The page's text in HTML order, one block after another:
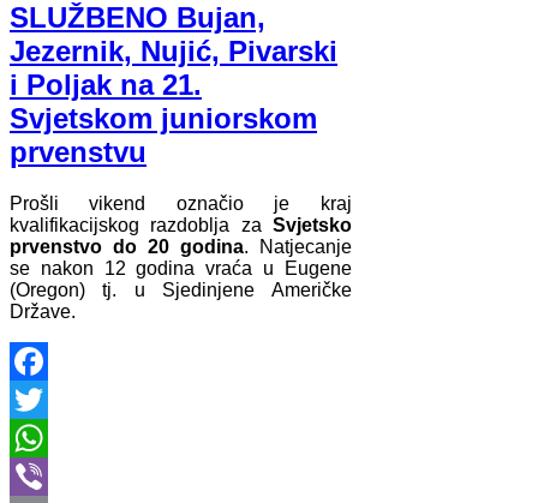
SLUŽBENO Bujan,
Jezernik, Nujić, Pivarski
i Poljak na 21.
Svjetskom juniorskom
prvenstvu
Prošli vikend označio je kraj
kvalifikacijskog razdoblja za Svjetsko
prvenstvo do 20 godina. Natjecanje
se nakon 12 godina vraća u Eugene
(Oregon) tj. u Sjedinjene Američke
Države.
Facebook
Twitter
WhatsApp